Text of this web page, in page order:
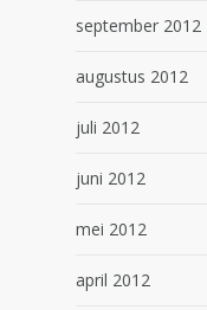
september 2012
augustus 2012
juli 2012
juni 2012
mei 2012
april 2012